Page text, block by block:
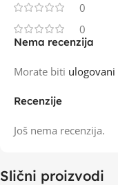
0
0
Recenzije
Još nema recenzija.
Nema recenzija
Morate biti ulogovani
Slični proizvodi